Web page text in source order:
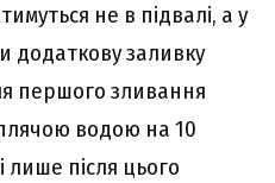
не в підвалі, а у
додаткову заливку
першого зливання
водою на 10
лише після цього